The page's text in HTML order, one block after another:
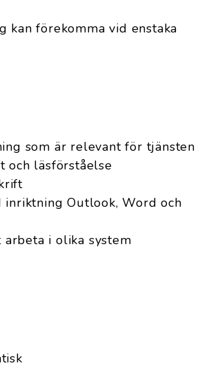
kan förekomma vid enstaka
som är relevant för tjänsten
och läsförståelse
inriktning Outlook, Word och
arbeta i olika system